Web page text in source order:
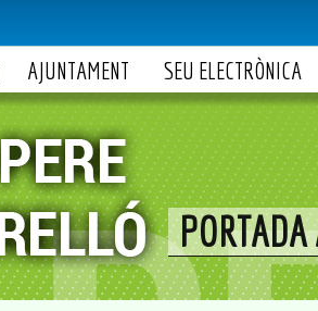
AJUNTAMENT SEU ELECTRÒNICA
PORTADA